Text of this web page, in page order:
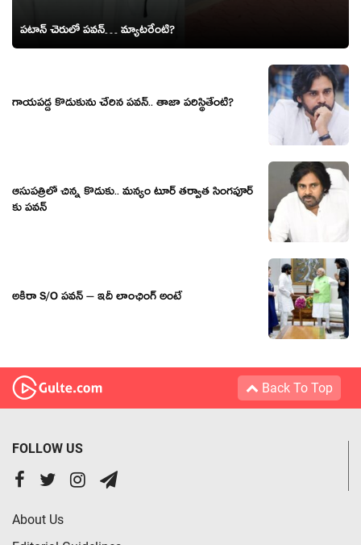
పటాన్ చెరులో పవన్… మ్యాటరేంటి?
గాయపడ్డ కొడుకును చేరిన పవన్.. తాజా పరిస్థితేంటి?
ఆసుపత్రిలో చిన్న కొడుకు.. మన్యం టూర్ తర్వాత సింగపూర్
కు పవన్
అకీరా S/O పవన్ – ఇదీ లాంఛింగ్ అంటే
Back To Top
FOLLOW US
About Us